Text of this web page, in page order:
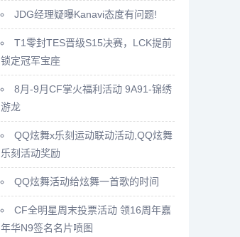
JDG经理疑曝Kanavi态度有问题!
T1零封TES晋级S15决赛，LCK提前
锁定冠军宝座
8月-9月CF掌火福利活动 9A91-锦绣
游龙
QQ炫舞x乐刻运动联动活动,QQ炫舞
乐刻活动奖励
QQ炫舞活动给炫舞一首歌的时间
CF全明星周末投票活动 领16周年嘉
年华N9签名名片喷图